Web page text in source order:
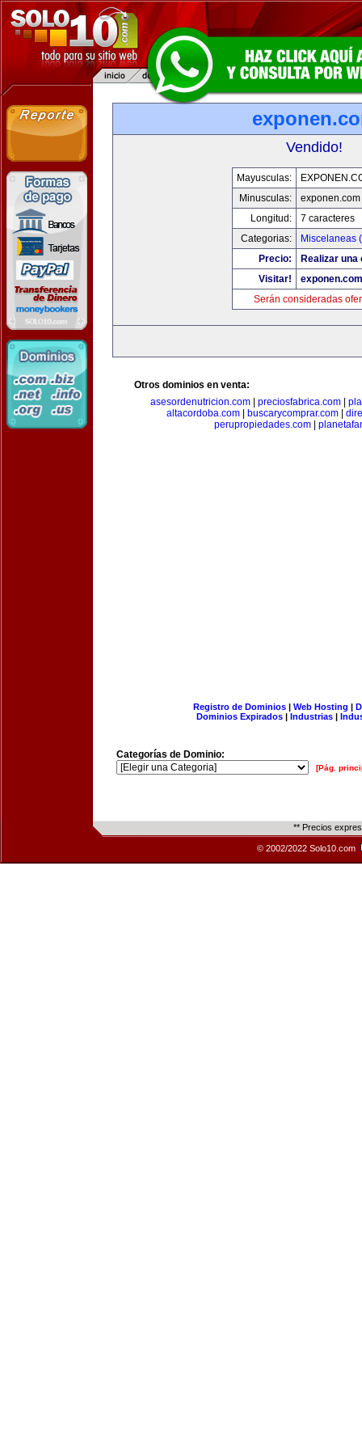
Vendido!
Mayusculas:
Minusculas:
exponen.com
Longitud:
7 caracteres
Categorias:
Miscelaneas
Precio:
Realizar una
Visitar!
exponen.com
Serán consideradas
Otros dominios en venta:
asesordenutricion.com
preciosfabrica.com
altacordoba.com
buscarycomprar.com
perupropiedades.com
Registro de Dominios| Web Hosting |
Dominios Expirados | Industrias |
Categorías de Dominio:
[Pág.
** Precios
© 2002/2022 Solo10.com